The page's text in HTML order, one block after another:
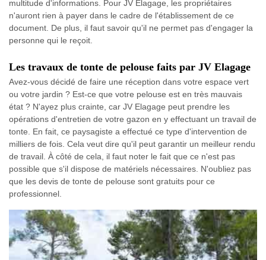
multitude d'informations. Pour JV Elagage, les propriétaires
n'auront rien à payer dans le cadre de l'établissement de ce
document. De plus, il faut savoir qu'il ne permet pas d'engager la
personne qui le reçoit.
Les travaux de tonte de pelouse faits par JV Elagage
Avez-vous décidé de faire une réception dans votre espace vert
ou votre jardin ? Est-ce que votre pelouse est en très mauvais
état ? N'ayez plus crainte, car JV Elagage peut prendre les
opérations d'entretien de votre gazon en y effectuant un travail de
tonte. En fait, ce paysagiste a effectué ce type d'intervention de
milliers de fois. Cela veut dire qu'il peut garantir un meilleur rendu
de travail. À côté de cela, il faut noter le fait que ce n'est pas
possible que s'il dispose de matériels nécessaires. N'oubliez pas
que les devis de tonte de pelouse sont gratuits pour ce
professionnel.